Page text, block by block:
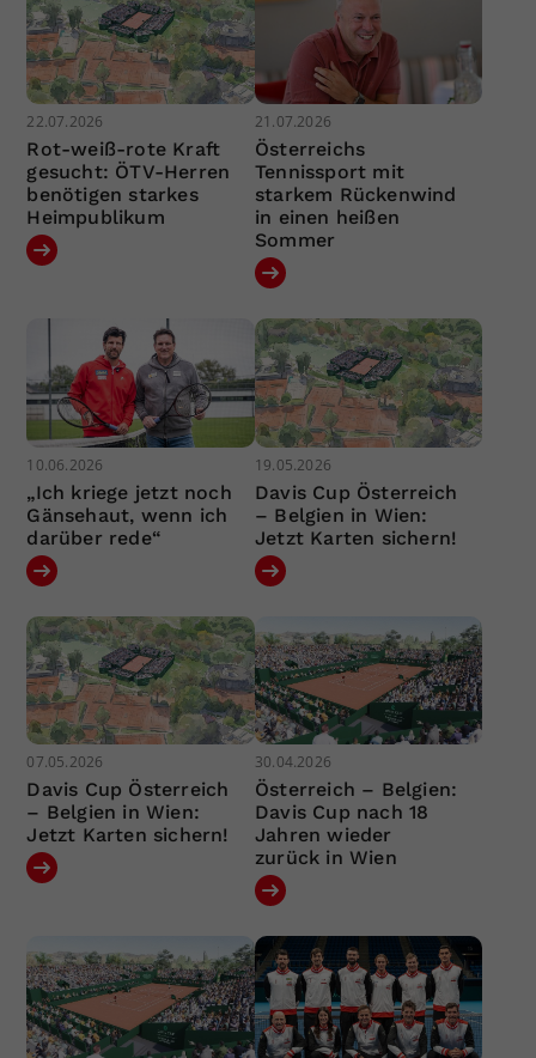
22.07.2026
Rot-weiß-rote Kraft
gesucht: ÖTV-Herren
benötigen starkes
Heimpublikum
21.07.2026
Österreichs
Tennissport mit
starkem Rückenwind
in einen heißen
Sommer
10.06.2026
„Ich kriege jetzt noch
Gänsehaut, wenn ich
darüber rede“
19.05.2026
Davis Cup Österreich
– Belgien in Wien:
Jetzt Karten sichern!
07.05.2026
Davis Cup Österreich
– Belgien in Wien:
Jetzt Karten sichern!
30.04.2026
Österreich – Belgien:
Davis Cup nach 18
Jahren wieder
zurück in Wien